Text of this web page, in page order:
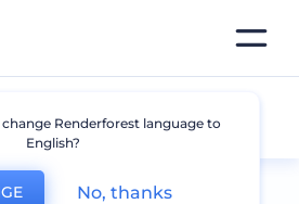
Renderforest language to
English?
No, thanks